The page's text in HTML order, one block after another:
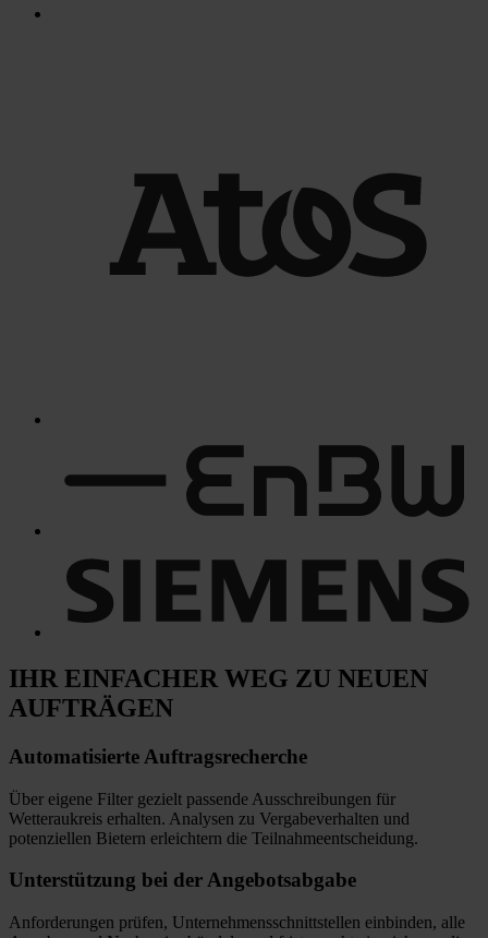
IHR EINFACHER WEG ZU NEUEN
AUFTRÄGEN
Automatisierte Auftragsrecherche
Über eigene Filter gezielt passende Ausschreibungen für
Wetteraukreis erhalten. Analysen zu Vergabeverhalten und
potenziellen Bietern erleichtern die Teilnahmeentscheidung.
Unterstützung bei der Angebotsabgabe
Anforderungen prüfen, Unternehmensschnittstellen einbinden, alle